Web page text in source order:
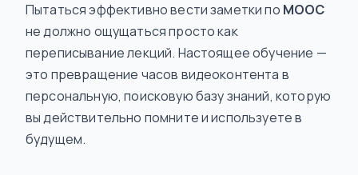
Пытаться эффективно вести заметки по MOOC
не должно ощущаться просто как
переписывание лекций. Настоящее обучение —
это превращение часов видеоконтента в
персональную, поисковую базу знаний, которую
вы действительно помните и используете в
будущем.